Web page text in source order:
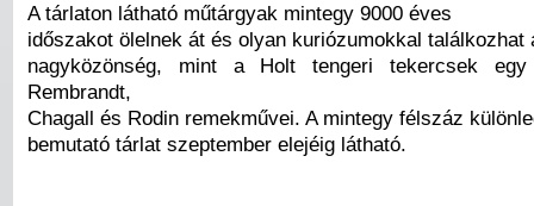
A tárlaton látható műtárgyak mintegy 9000 éves
időszakot ölelnek át és olyan kuriózumokkal találkozhat
nagyközönség, mint a Holt tengeri tekercsek
Rembrandt,
Chagall és Rodin remekművei. A mintegy félszáz
bemutató tárlat szeptember elejéig látható.